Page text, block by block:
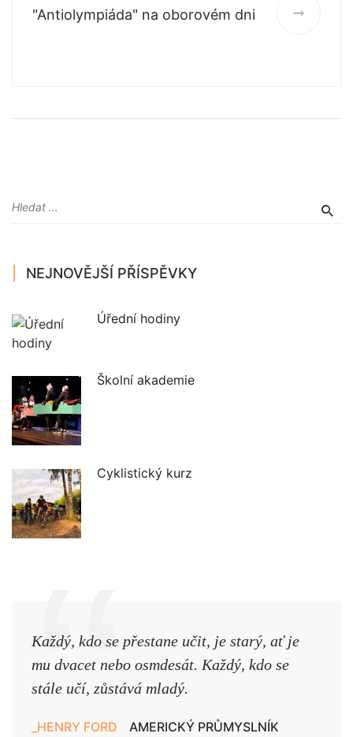
"Antiolympiáda" na oborovém dni
NEJNOVĚJŠÍ PŘÍSPĚVKY
Úřední hodiny
Školní akademie
Cyklistický kurz
Každý, kdo se přestane učit, je starý, ať je
mu dvacet nebo osmdesát. Každý, kdo se
stále učí, zůstává mladý.
HENRY FORD AMERICKÝ PRŮMYSLNÍK